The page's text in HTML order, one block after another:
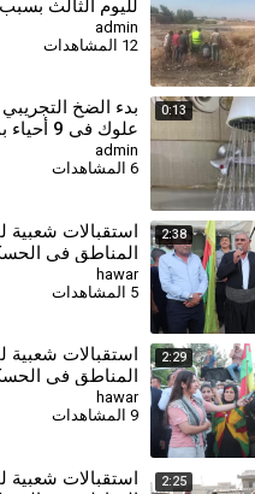
لليوم الثالث
الخط الرئيس
admin
12 المشاهدات
0:13
بدء الضخ التجريبي
علوك في 9
الحسكة لاختبار
admin
6 المشاهدات
2:38
استقبالات شعبية
المناطق في
تأكيدات على خدمة
وتعزيز التعايش
hawar
5 المشاهدات
2:29
استقبالات شعبية
المناطق في
تأكيدات على خدمة
وتعزيز التعايش
hawar
9 المشاهدات
2:25
استقبالات شعبية